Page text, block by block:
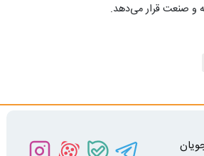
و صنعت قرار می‌دهد.